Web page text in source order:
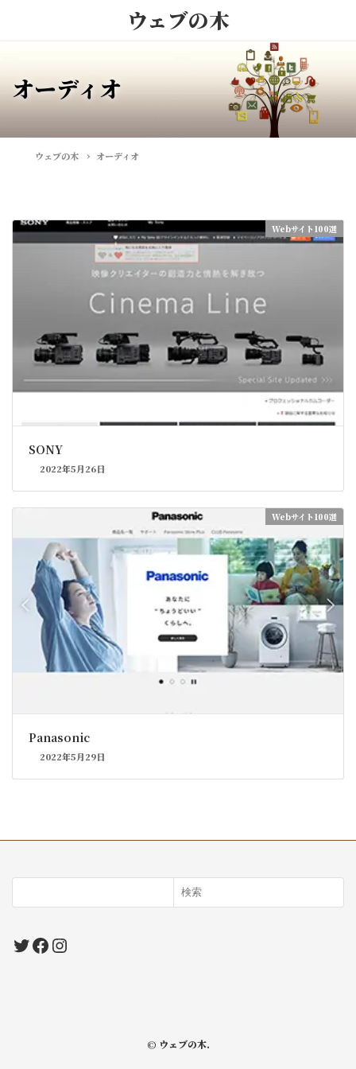
ウェブの木
オーディオ
ウェブの木 オーディオ
Webサイト100選
SONY
2022年5月26日
Webサイト100選
Panasonic
2022年5月29日
検索
Twitter
Facebook
Instagram
© ウェブの木.